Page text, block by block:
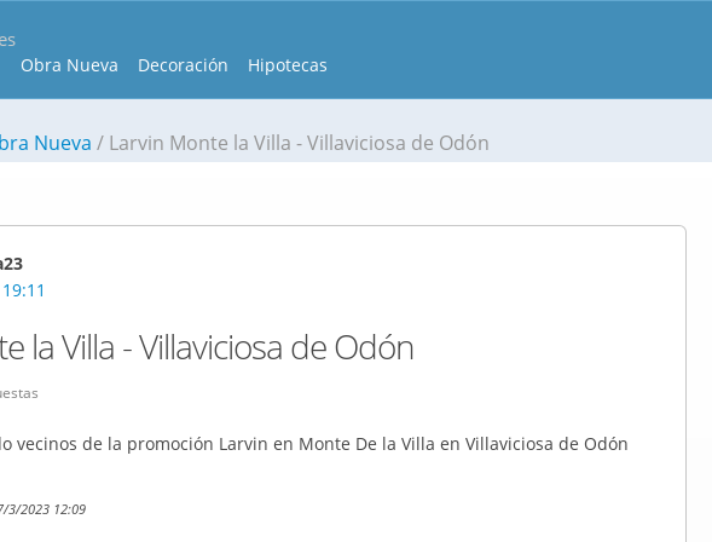
Obra Nueva Decoración Hipotecas
Nueva Larvin Monte la Villa - Villaviciosa de Odón
la Villa - Villaviciosa de Odón
vecinos de la promoción Larvin en Monte De la Villa en Villaviciosa de Odón
3/2023 12:09